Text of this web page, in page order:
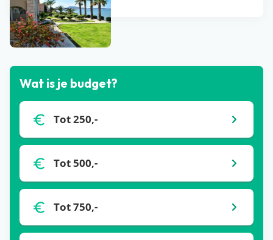
Bekijk alle blogs
Wat is je budget?
Tot 250,-
Tot 500,-
Tot 750,-